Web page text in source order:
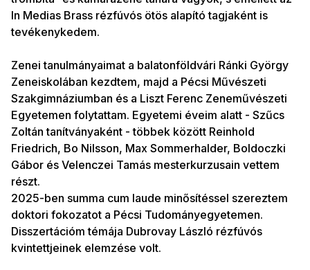
In Medias Brass rézfúvós ötös alapító tagjaként is
tevékenykedem.
Zenei tanulmányaimat a balatonföldvári Ránki György
Zeneiskolában kezdtem, majd a Pécsi Művészeti
Szakgimnáziumban és a Liszt Ferenc Zeneművészeti
Egyetemen folytattam. Egyetemi éveim alatt - Szűcs
Zoltán tanítványaként - többek között Reinhold
Friedrich, Bo Nilsson, Max Sommerhalder, Boldoczki
Gábor és Velenczei Tamás mesterkurzusain vettem
részt.
2025-ben summa cum laude minősítéssel szereztem
doktori fokozatot a Pécsi Tudományegyetemen.
Disszertációm témája Dubrovay László rézfúvós
kvintettjeinek elemzése volt.